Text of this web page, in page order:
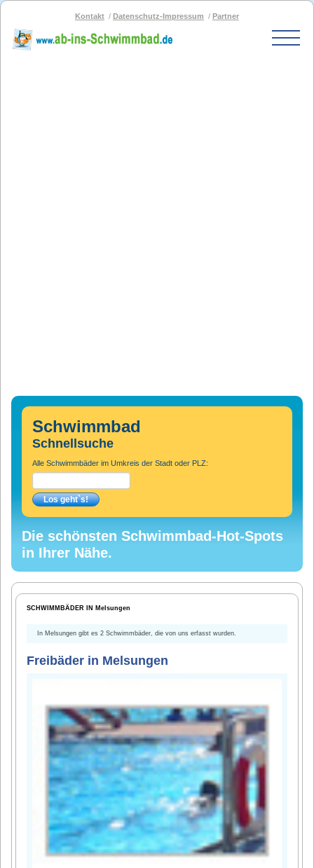
Kontakt Datenschutz-Impressum Partner
Schwimmbad
Schnellsuche
Alle Schwimmbäder im Umkreis der Stadt oder PLZ:
Die schönsten Schwimmbad-Hot-Spots
in Ihrer Nähe.
SCHWIMMBÄDER IN Melsungen
In Melsungen gibt es 2 Schwimmbäder, die von uns erfasst wurden.
Freibäder in Melsungen